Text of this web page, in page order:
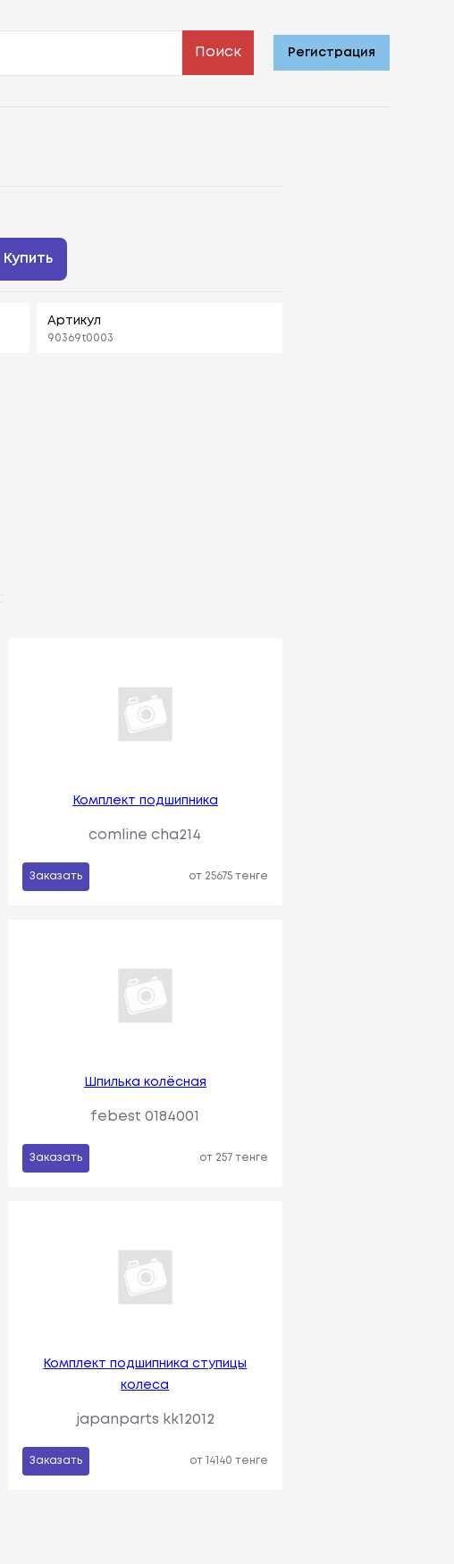
Поиск Регистрация
Купить
Артикул
90369t0003
Комплект подшипника
comline cha214
Заказать от 25675 тенге
Шпилька колёсная
febest 0184001
Заказать от 257 тенге
Комплект подшипника ступицы
колеса
japanparts kk12012
Заказать от 14140 тенге